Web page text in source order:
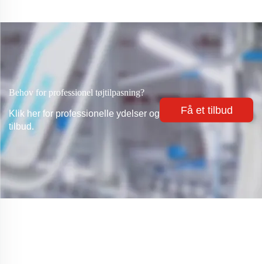
Behov for professionel tøjtilpasning?
Klik her for professionelle ydelser og
tilbud.
Få et tilbud